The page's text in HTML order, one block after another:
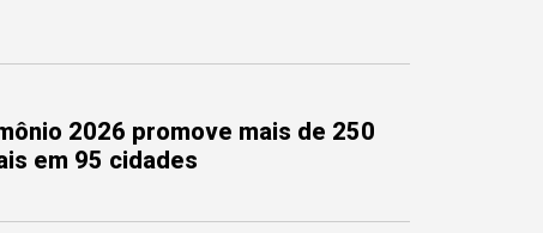
2026 promove mais de 250
em 95 cidades